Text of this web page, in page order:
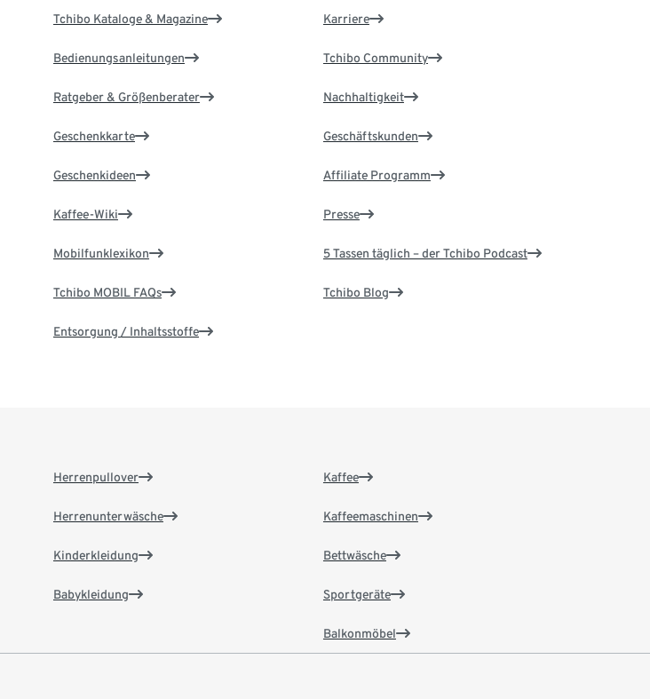
Tchibo Kataloge & Magazine
Bedienungsanleitungen
Ratgeber & Größenberater
Geschenkkarte
Geschenkideen
Kaffee-Wiki
Mobilfunklexikon
Tchibo MOBIL FAQs
Entsorgung / Inhaltsstoffe
Karriere
Tchibo Community
Nachhaltigkeit
Geschäftskunden
Affiliate Programm
Presse
5 Tassen täglich – der Tchibo Podcast
Tchibo Blog
Herrenpullover
Herrenunterwäsche
Kinderkleidung
Babykleidung
Kaffee
Kaffeemaschinen
Bettwäsche
Sportgeräte
Balkonmöbel